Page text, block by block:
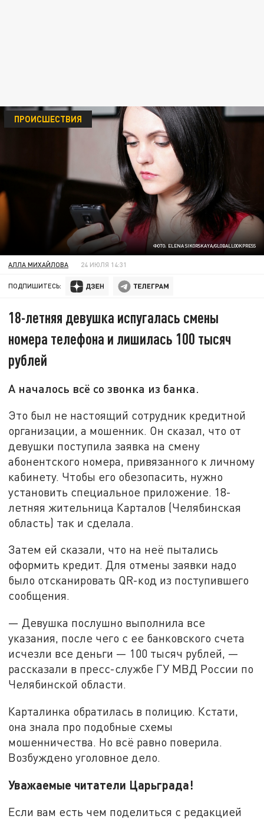
ФОТО: ELENA SIKORSKAYA/GLOBALLOOKPRESS
ПРОИСШЕСТВИЯ
АЛЛА МИХАЙЛОВА 24 ИЮЛЯ 14:31
ПОДПИШИТЕСЬ:
18-летняя девушка испугалась смены
номера телефона и лишилась 100 тысяч
рублей
А началось всё со звонка из банка.
Это был не настоящий сотрудник кредитной
организации, а мошенник. Он сказал, что от
девушки поступила заявка на смену
абонентского номера, привязанного к личному
кабинету. Чтобы его обезопасить, нужно
установить специальное приложение. 18-
летняя жительница Карталов (Челябинская
область) так и сделала.
Затем ей сказали, что на неё пытались
оформить кредит. Для отмены заявки надо
было отсканировать QR-код из поступившего
сообщения.
— Девушка послушно выполнила все
указания, после чего с ее банковского счета
исчезли все деньги — 100 тысяч рублей, —
рассказали в пресс-службе ГУ МВД России по
Челябинской области.
Карталинка обратилась в полицию. Кстати,
она знала про подобные схемы
мошенничества. Но всё равно поверила.
Возбуждено уголовное дело.
Уважаемые читатели Царьграда!
Если вам есть чем поделиться с редакцией